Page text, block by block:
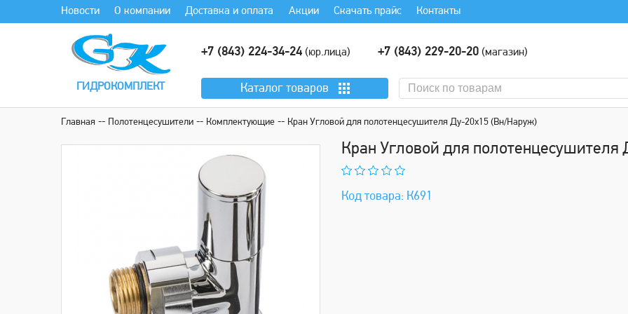
Новости О компании Доставка и оплата Акции Скачать прайс Контакты
ГИДРОКОМПЛЕКТ
+7 (843) 224-34-24 (юр.лица) +7 (843) 229-20-20(магазин)
Каталог товаров
Главная Полотенцесушители Комплектующие Кран Угловой для полотенцесушителя Ду-20х15 (Вн/Наруж)
Кран Угловой для
Код товара: К691